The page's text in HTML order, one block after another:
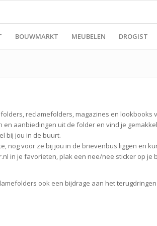
BOUWMARKT MEUBELEN DROGIST
reclamefolders, magazines en lookbooks
en aanbiedingen uit de folder en vind je
bij jou in de buurt.
nog voor ze bij jou in de brievenbus liggen en
in je favorieten, plak een nee/nee sticker op
ook een bijdrage aan het